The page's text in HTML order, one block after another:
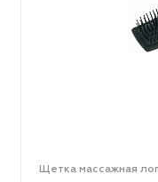
Щетка массажная